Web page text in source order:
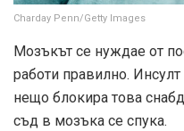
Charday Penn/Getty Images
Мозъкът се нуждае от
работи правилно.
нещо блокира това
съд в мозъка се спука.